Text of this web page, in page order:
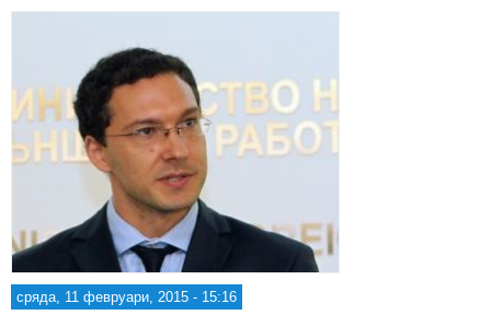
сряда, 11 февруари, 2015 - 15:16